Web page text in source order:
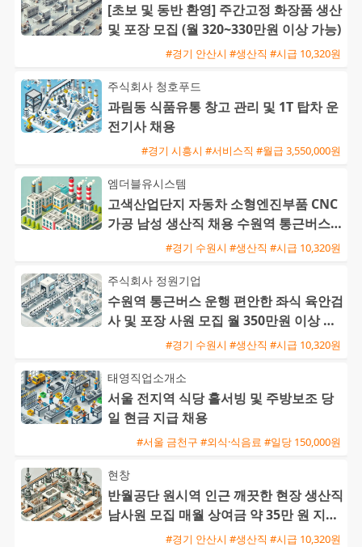
[초보 및 동반 환영] 주간고정 화장품 생산
및 포장 모집 (월 320~330만원 이상 가능)
#경기 안산시 #생산직 #시급 10,320원
주식회사 청호푸드
과림동 식품유통 창고 관리 및 1T 탑차 운
전기사 채용
#경기 시흥시 #서비스직 #월급 3,550,000원
엠더블유시스템
고색산업단지 자동차 소형엔진부품 CNC
가공 남성 생산직 채용 수원역 통근버스
#경기 수원시 #생산직 #시급 10,320원
주식회사 정원기업
수원역 통근버스 운행 편안한 좌식 육안검
사 및 포장 사원 모집 월 350만원 이상 가
#경기 수원시 #생산직 #시급 10,320원
태영직업소개소
서울 전지역 식당 홀서빙 및 주방보조 당
일 현금 지급 채용
#서울 금천구 #외식·식음료 #일당 150,000원
현창
반월공단 원시역 인근 깨끗한 현장 생산직
남사원 모집 매월 상여금 약 35만 원 지급
및 삼시세끼 제공#경기 안산시 #생산직 #시급 10,320원